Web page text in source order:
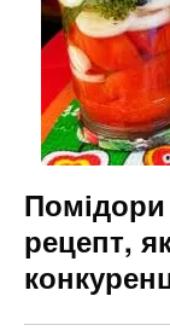
рецепт,